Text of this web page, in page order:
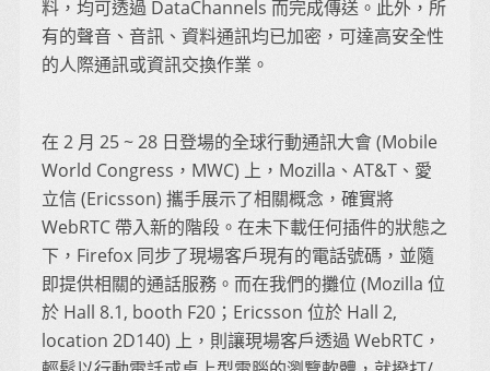
料，均可透過 DataChannels 而完成傳送。此外，所
有的聲音、音訊、資料通訊均已加密，可達高安全性
的人際通訊或資訊交換作業。
在 2 月 25 ~ 28 日登場的全球行動通訊大會 (Mobile
World Congress，MWC) 上，Mozilla、AT&T、愛
立信 (Ericsson) 攜手展示了相關概念，確實將
WebRTC 帶入新的階段。在未下載任何插件的狀態之
下，Firefox 同步了現場客戶現有的電話號碼，並隨
即提供相關的通話服務。而在我們的攤位 (Mozilla 位
於 Hall 8.1, booth F20；Ericsson 位於 Hall 2,
location 2D140) 上，則讓現場客戶透過 WebRTC，